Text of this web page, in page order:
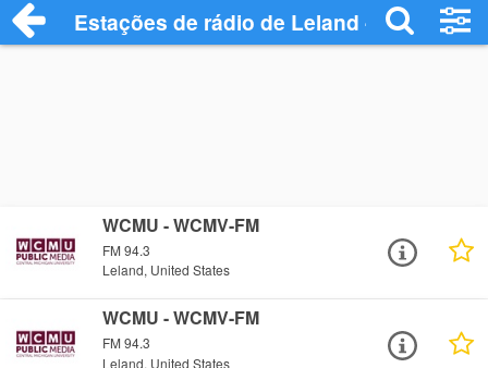
Estações de rádio de Leland - Ouça
WCMU - WCMV-FM
FM 94.3
Leland, United States
WCMU - WCMV-FM
FM 94.3
Leland, United States